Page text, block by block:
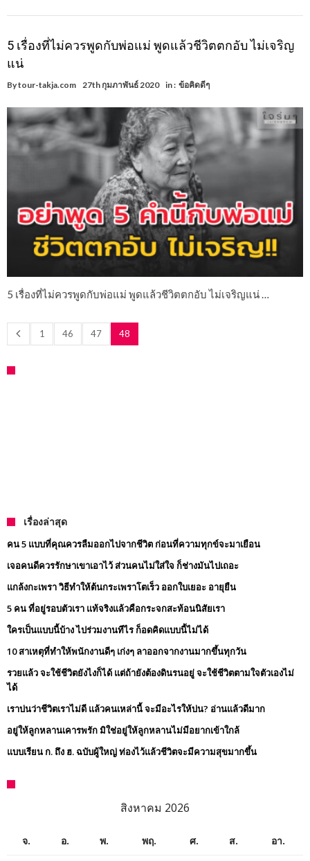
5 เรื่องที่ไม่ควรพูดกับพ่อแม่ พูดแล้วชีวิตตกอับ ไม่เจริญ
แน่
Bytour-takja.com 27th กุมภาพันธ์ 2020 in : ข้อคิดดีๆ
5 เรื่องที่ไม่ควรพูดกับพ่อแม่ พูดแล้วชีวิตตกอับ ไม่เจริญแน่ …
1 46 47 48
เรื่องล่าสุด
คน 5 แบบที่คุณควรลืมออกไปจากชีวิต ก่อนที่ความทุกข์จะมาเยือน
เจอคนดีควรรักษาเขาเอาไว้ ส่วนคนไม่ใส่ใจ ก็ช่างมันไปเถอะ
แกล้งกะเพรา วิธีทำให้ต้นกระเพราโตเร็ว ออกใบเยอะ อายุยืน
5 คน ที่อยู่รอบตัวเรา แท้จริงแล้วคือกระจกสะท้อนนิสัยเรา
ใครเป็นแบบนี้บ้าง ไปร่วมงานทีไร ก็อดคิดแบบนี้ไม่ได้
10 สาเหตุที่ทำให้พนักงานดีๆ เก่งๆ ลาออกจากงานมากขึ้นทุกวัน
รวยแล้ว จะใช้ชีวิตยังไงก็ได้ แต่ถ้ายังต้องดินรนอยู่ จะใช้ชีวิตตามใจตัวเองไม่
ได้
เราบ่นว่าชีวิตเราไม่ดี แล้วคนเหล่านี้ จะมีอะไรให้บ่น? อ่านแล้วดีมาก
อยู่ให้ลูกหลานเคารพรัก มิใช่อยู่ให้ลูกหลานไม่มีอยากเข้าใกล้
แบบเรียน ก. ถึง ฮ. ฉบับผู้ใหญ่ ท่องไว้แล้วชีวิตจะมีความสุขมากขึ้น
สิงหาคม 2026
จ. อ. พ. พฤ. ศ. ส. อา.